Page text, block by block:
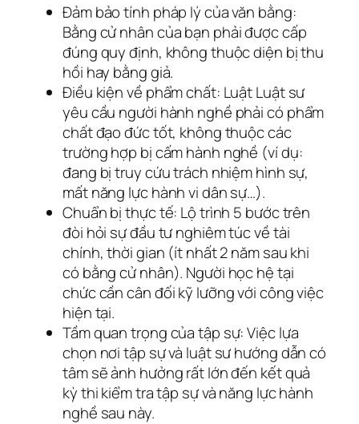
Đảm bảo tính pháp lý của văn bằng:
Bằng cử nhân của bạn phải được cấp
đúng quy định, không thuộc diện bị thu
hồi hay bằng giả.
Điều kiện về phẩm chất: Luật Luật sư
yêu cầu người hành nghề phải có phẩm
chất đạo đức tốt, không thuộc các
trường hợp bị cấm hành nghề (ví dụ:
đang bị truy cứu trách nhiệm hình sự,
mất năng lực hành vi dân sự…).
Chuẩn bị thực tế: Lộ trình 5 bước trên
đòi hỏi sự đầu tư nghiêm túc về tài
chính, thời gian (ít nhất 2 năm sau khi
có bằng cử nhân). Người học hệ tại
chức cần cân đối kỹ lưỡng với công việc
hiện tại.
Tầm quan trọng của tập sự: Việc lựa
chọn nơi tập sự và luật sư hướng dẫn có
tâm sẽ ảnh hưởng rất lớn đến kết quả
kỳ thi kiểm tra tập sự và năng lực hành
nghề sau này.